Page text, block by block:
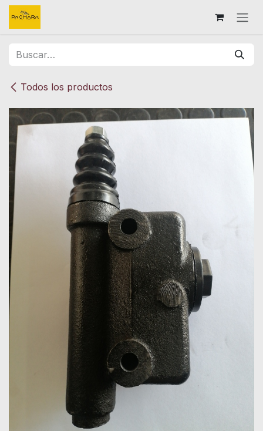
Ir al contenido
Todos los productos